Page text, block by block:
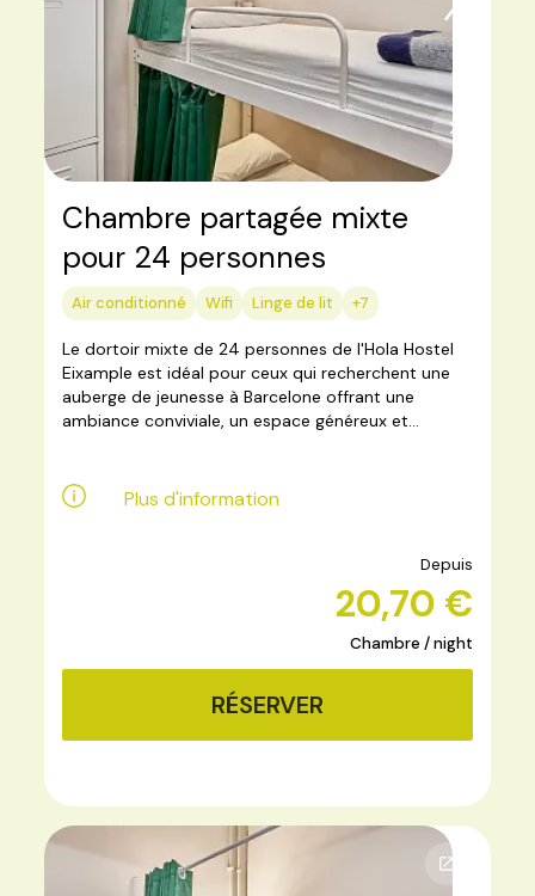
Chambre partagée mixte
pour 24 personnes
Air conditionné Wifi Linge de lit +7
Le dortoir mixte de 24 personnes de l'Hola Hostel
Eixample est idéal pour ceux qui recherchent une
auberge de jeunesse à Barcelone offrant une
ambiance conviviale, un espace généreux et...
Plus d'information
Depuis
20,70 €
Chambre / night
RÉSERVER